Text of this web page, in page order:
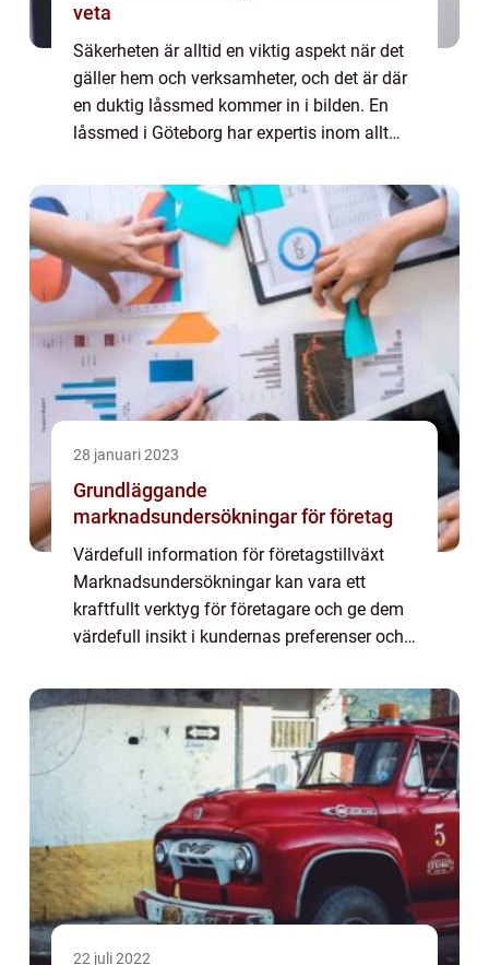
veta
Säkerheten är alltid en viktig aspekt när det
gäller hem och verksamheter, och det är där
en duktig låssmed kommer in i bilden. En
låssmed i Göteborg har expertis inom allt
28 januari 2023
Grundläggande
marknadsundersökningar för företag
Värdefull information för företagstillväxt
Marknadsundersökningar kan vara ett
kraftfullt verktyg för företagare och ge dem
värdefull insikt i kundernas preferenser och
22 juli 2022